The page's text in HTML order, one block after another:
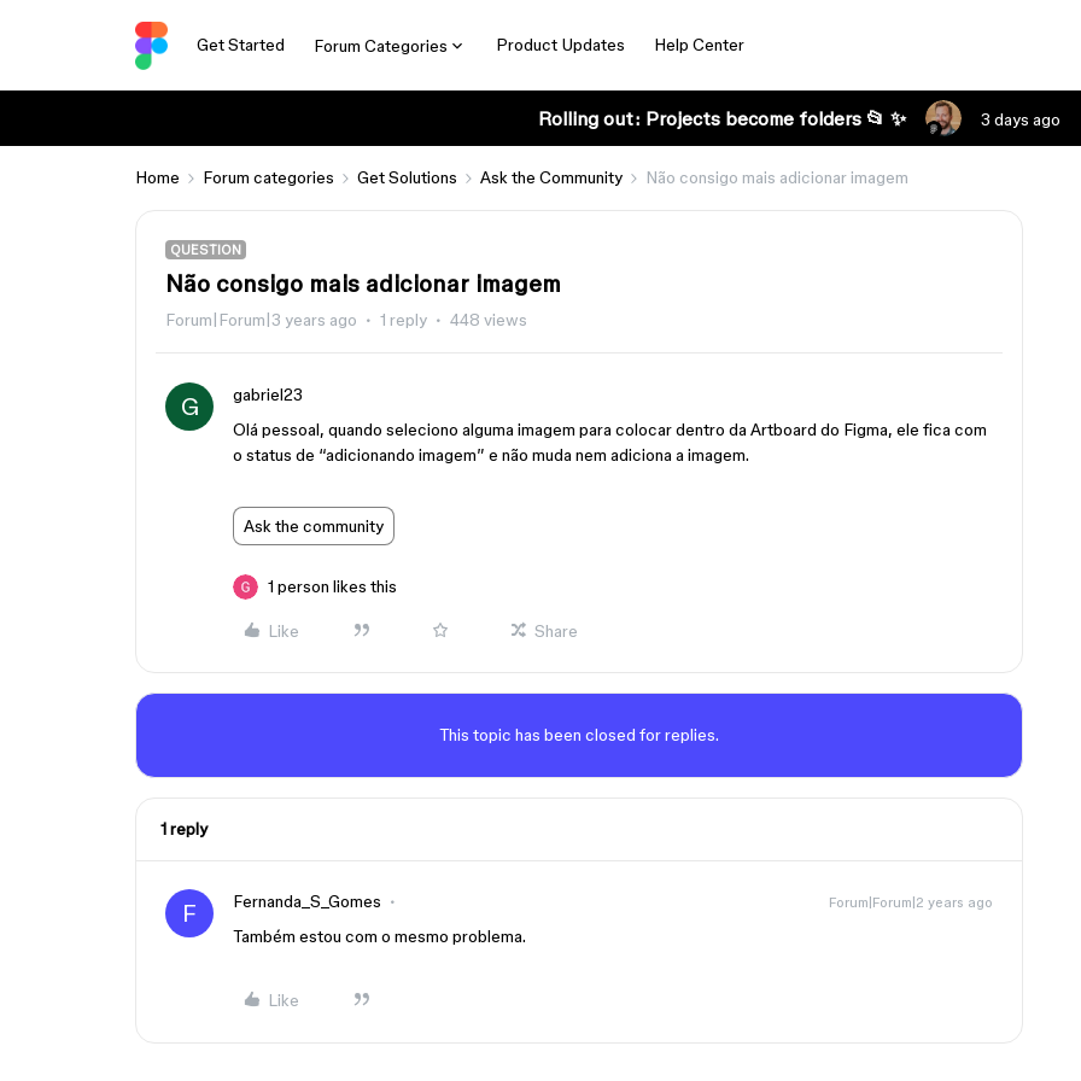
Get Started Forum Categories Product Updates Help Center
Rolling out: Projects become folders 📂 ✨ 3 days ago
Home Forum categories Get Solutions Ask the Community Não consigo mais adicionar imagem
QUESTION
Não consigo mais adicionar imagem
Forum|Forum|3 years ago 1 reply 448 views
G
gabriel23
Olá pessoal, quando seleciono alguma imagem para colocar dentro da Artboard do Figma, ele fica com
o status de “adicionando imagem” e não muda nem adiciona a imagem.
Ask the community
1 person likes this
Like Share
This topic has been closed for replies.
1 reply
F Fernanda_S_Gomes Forum|Forum|2 years ago
Também estou com o mesmo problema.
Like